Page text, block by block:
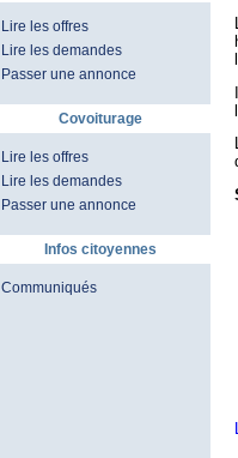
Lire les offres
Lire les demandes
Passer une annonce
Covoiturage
Lire les offres
Lire les demandes
Passer une annonce
Infos citoyennes
Communiqués